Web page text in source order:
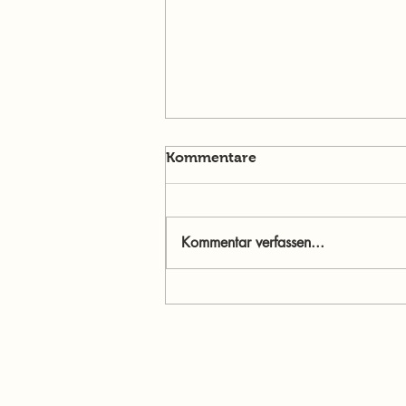
Kommentare
Kommentar verfassen...